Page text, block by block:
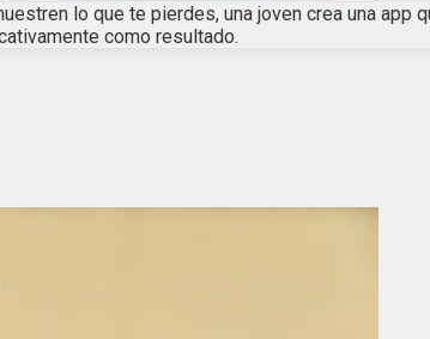
lo que te pierdes, una joven crea una
como resultado.